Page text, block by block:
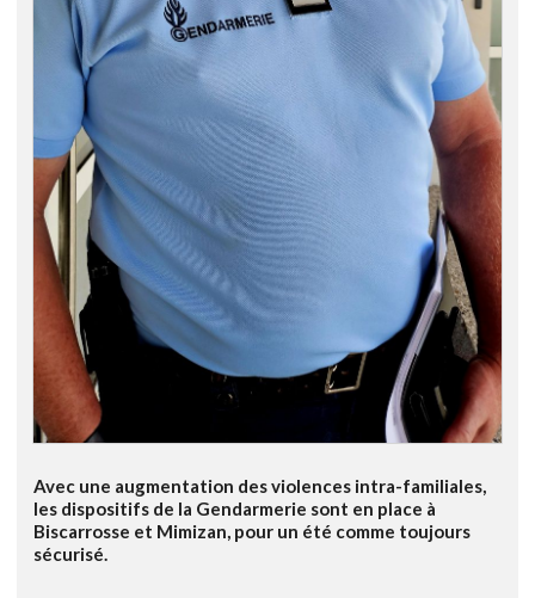
Avec une augmentation des violences intra-familiales,
les dispositifs de la Gendarmerie sont en place à
Biscarrosse et Mimizan, pour un été comme toujours
sécurisé.